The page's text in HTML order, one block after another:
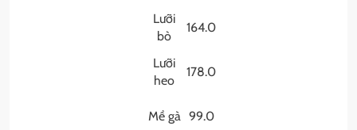
Lưỡi
bò
164.0
Lưỡi
heo
178.0
Mề gà 99.0